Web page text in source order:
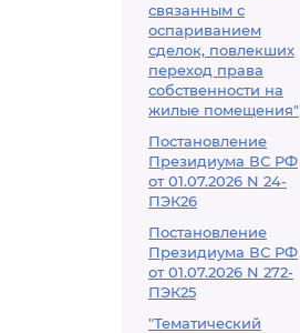
связанным с
оспариванием
сделок, повлекших
переход права
собственности на
жилые помещения"
Постановление
Президиума ВС РФ
от 01.07.2026 N 24-
ПЭК26
Постановление
Президиума ВС РФ
от 01.07.2026 N 272-
ПЭК25
"Тематический